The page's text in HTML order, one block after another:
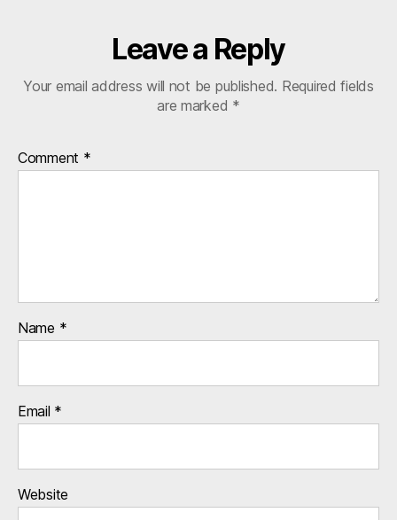
Leave a Reply
Your email address will not be published. Required fields
are marked *
Comment *
Name *
Email *
Website